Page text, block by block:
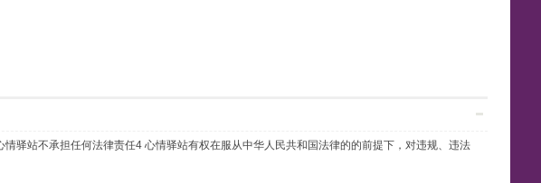
e a o u a n
驿站不承担任何法律责任4 心情驿站有权在服从中华人民共和国法律的的前提下，对违规、违法